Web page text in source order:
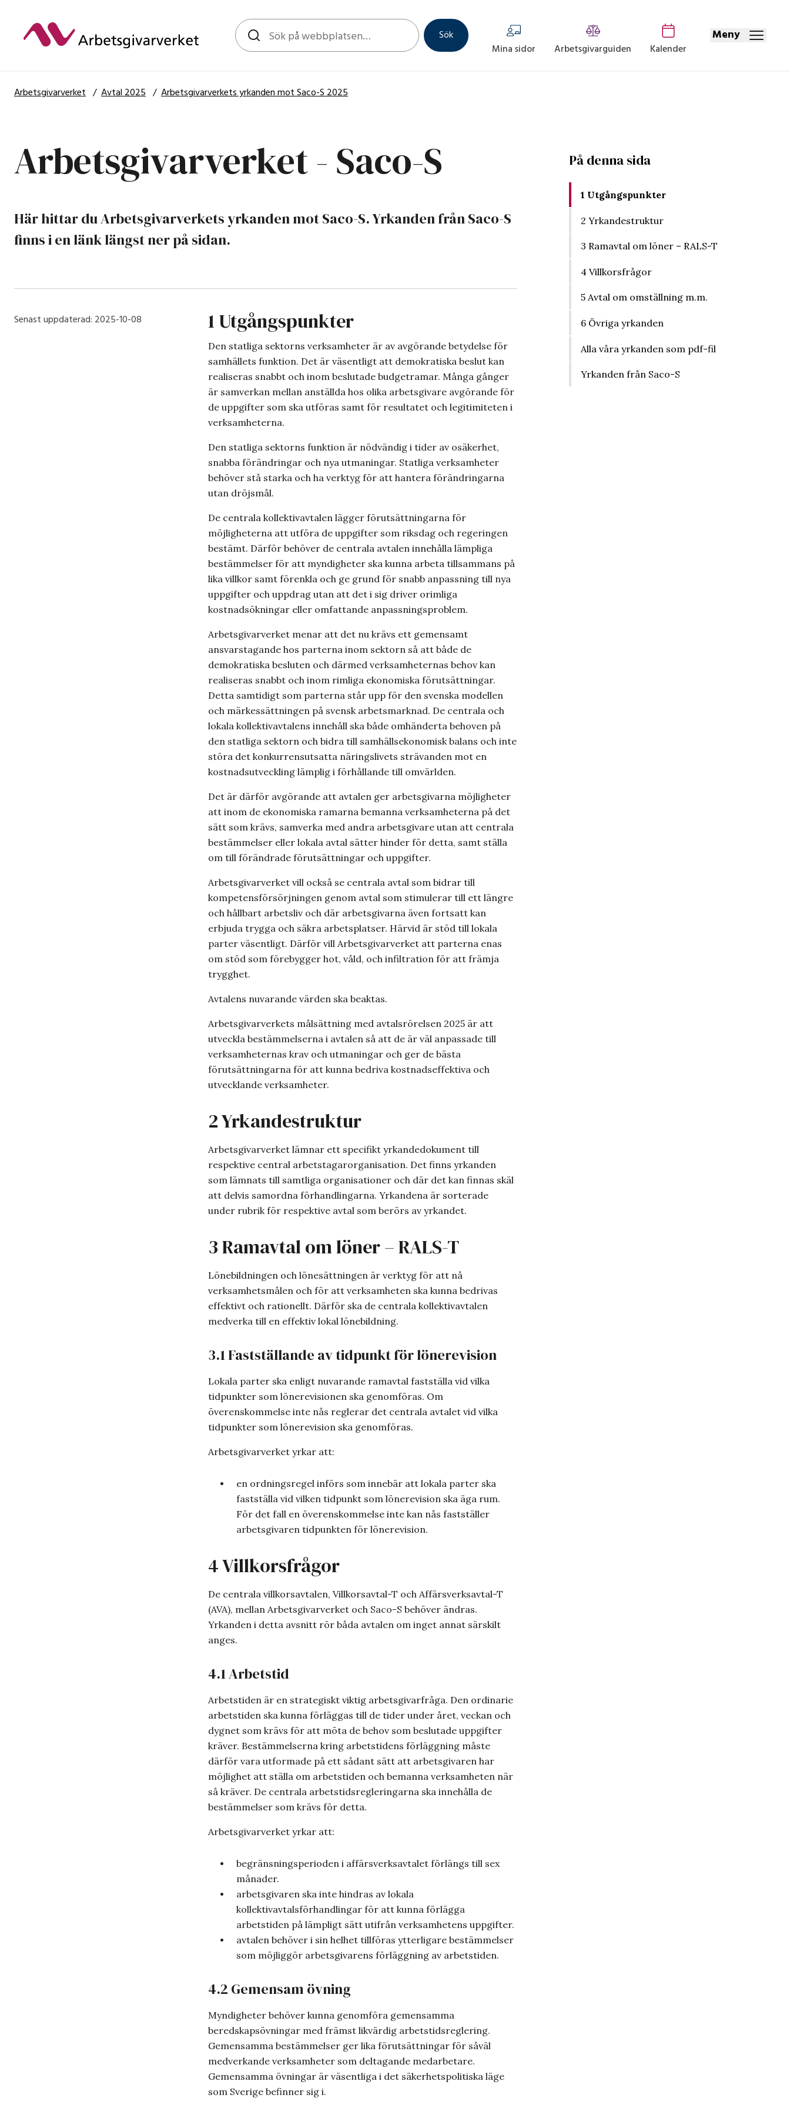
Globalt sök
Sök
Mina sidor
Arbetsgivarguiden Kalender
Meny
Arbetsgivarverket / Avtal 2025 / Arbetsgivarverkets yrkanden mot Saco-S 2025
Arbetsgivarverket - Saco-S
Här hittar du Arbetsgivarverkets yrkanden mot Saco-S. Yrkanden från Saco-S
finns i en länk längst ner på sidan.
Senast uppdaterad: 2025-10-08
På denna sida
1 Utgångspunkter
2 Yrkandestruktur
3 Ramavtal om löner – RALS-T
4 Villkorsfrågor
5 Avtal om omställning m.m.
6 Övriga yrkanden
Alla våra yrkanden som pdf-fil
Yrkanden från Saco-S
1 Utgångspunkter
Den statliga sektorns verksamheter är av avgörande betydelse för
samhällets funktion. Det är väsentligt att demokratiska beslut kan
realiseras snabbt och inom beslutade budgetramar. Många gånger
är samverkan mellan anställda hos olika arbetsgivare avgörande för
de uppgifter som ska utföras samt för resultatet och legitimiteten i
verksamheterna.
Den statliga sektorns funktion är nödvändig i tider av osäkerhet,
snabba förändringar och nya utmaningar. Statliga verksamheter
behöver stå starka och ha verktyg för att hantera förändringarna
utan dröjsmål.
De centrala kollektivavtalen lägger förutsättningarna för
möjligheterna att utföra de uppgifter som riksdag och regeringen
bestämt. Därför behöver de centrala avtalen innehålla lämpliga
bestämmelser för att myndigheter ska kunna arbeta tillsammans på
lika villkor samt förenkla och ge grund för snabb anpassning till nya
uppgifter och uppdrag utan att det i sig driver orimliga
kostnadsökningar eller omfattande anpassningsproblem.
Arbetsgivarverket menar att det nu krävs ett gemensamt
ansvarstagande hos parterna inom sektorn så att både de
demokratiska besluten och därmed verksamheternas behov kan
realiseras snabbt och inom rimliga ekonomiska förutsättningar.
Detta samtidigt som parterna står upp för den svenska modellen
och märkessättningen på svensk arbetsmarknad. De centrala och
lokala kollektivavtalens innehåll ska både omhänderta behoven på
den statliga sektorn och bidra till samhällsekonomisk balans och inte
störa det konkurrensutsatta näringslivets strävanden mot en
kostnadsutveckling lämplig i förhållande till omvärlden.
Det är därför avgörande att avtalen ger arbetsgivarna möjligheter
att inom de ekonomiska ramarna bemanna verksamheterna på det
sätt som krävs, samverka med andra arbetsgivare utan att centrala
bestämmelser eller lokala avtal sätter hinder för detta, samt ställa
om till förändrade förutsättningar och uppgifter.
Arbetsgivarverket vill också se centrala avtal som bidrar till
kompetensförsörjningen genom avtal som stimulerar till ett längre
och hållbart arbetsliv och där arbetsgivarna även fortsatt kan
erbjuda trygga och säkra arbetsplatser. Härvid är stöd till lokala
parter väsentligt. Därför vill Arbetsgivarverket att parterna enas
om stöd som förebygger hot, våld, och infiltration för att främja
trygghet.
Avtalens nuvarande värden ska beaktas.
Arbetsgivarverkets målsättning med avtalsrörelsen 2025 är att
utveckla bestämmelserna i avtalen så att de är väl anpassade till
verksamheternas krav och utmaningar och ger de bästa
förutsättningarna för att kunna bedriva kostnadseffektiva och
utvecklande verksamheter.
2 Yrkandestruktur
Arbetsgivarverket lämnar ett specifikt yrkandedokument till
respektive central arbetstagarorganisation. Det finns yrkanden
som lämnats till samtliga organisationer och där det kan finnas skäl
att delvis samordna förhandlingarna. Yrkandena är sorterade
under rubrik för respektive avtal som berörs av yrkandet.
3 Ramavtal om löner – RALS-T
Lönebildningen och lönesättningen är verktyg för att nå
verksamhetsmålen och för att verksamheten ska kunna bedrivas
effektivt och rationellt. Därför ska de centrala kollektivavtalen
medverka till en effektiv lokal lönebildning.
3.1 Fastställande av tidpunkt för lönerevision
Lokala parter ska enligt nuvarande ramavtal fastställa vid vilka
tidpunkter som lönerevisionen ska genomföras. Om
överenskommelse inte nås reglerar det centrala avtalet vid vilka
tidpunkter som lönerevision ska genomföras.
Arbetsgivarverket yrkar att:
en ordningsregel införs som innebär att lokala parter ska
fastställa vid vilken tidpunkt som lönerevision ska äga rum.
För det fall en överenskommelse inte kan nås fastställer
arbetsgivaren tidpunkten för lönerevision.
4 Villkorsfrågor
De centrala villkorsavtalen, Villkorsavtal-T och Affärsverksavtal-T
(AVA), mellan Arbetsgivarverket och Saco-S behöver ändras.
Yrkanden i detta avsnitt rör båda avtalen om inget annat särskilt
anges.
4.1 Arbetstid
Arbetstiden är en strategiskt viktig arbetsgivarfråga. Den ordinarie
arbetstiden ska kunna förläggas till de tider under året, veckan och
dygnet som krävs för att möta de behov som beslutade uppgifter
kräver. Bestämmelserna kring arbetstidens förläggning måste
därför vara utformade på ett sådant sätt att arbetsgivaren har
möjlighet att ställa om arbetstiden och bemanna verksamheten när
så kräver. De centrala arbetstidsregleringarna ska innehålla de
bestämmelser som krävs för detta.
Arbetsgivarverket yrkar att:
begränsningsperioden i affärsverksavtalet förlängs till sex
månader.
arbetsgivaren ska inte hindras av lokala
kollektivavtalsförhandlingar för att kunna förlägga
arbetstiden på lämpligt sätt utifrån verksamhetens uppgifter.
avtalen behöver i sin helhet tillföras ytterligare bestämmelser
som möjliggör arbetsgivarens förläggning av arbetstiden.
4.2 Gemensam övning
Myndigheter behöver kunna genomföra gemensamma
beredskapsövningar med främst likvärdig arbetstidsreglering.
Gemensamma bestämmelser ger lika förutsättningar för såväl
medverkande verksamheter som deltagande medarbetare.
Gemensamma övningar är väsentliga i det säkerhetspolitiska läge
som Sverige befinner sig i.